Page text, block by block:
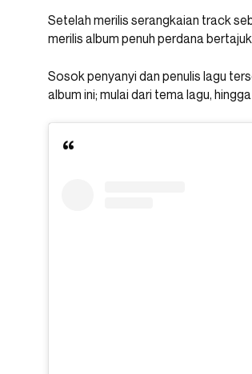
Setelah merilis serangkaian track
merilis album penuh perdana bertajuk
Sosok penyanyi dan penulis lagu
album ini; mulai dari tema lagu,